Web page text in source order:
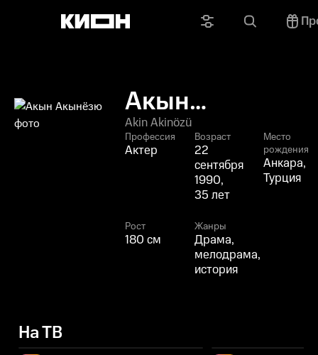
Акын
Акынёзю
Akin Akinözü
Профессия
Актер
Возраст
22
сентября
1990,
35 лет
Место
рождения
Анкара,
Турция
Рост
180 см
Жанры
Драма,
мелодрама,
история
На ТВ